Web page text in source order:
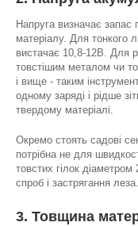
Напруга визначає запас
матеріалу. Для тонкого
вистачає 10,8-12В. Для
товстішим металом чи
і вище - таким
одному заряді і рідше
твердому матеріалі.
Окремо стоять садові
потрібна не для
товстих гілок
спроб і застрягання леза.
3. Товщина